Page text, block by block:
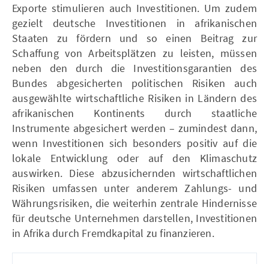
Exporte stimulieren auch Investitionen. Um zudem
gezielt deutsche Investitionen in afrikanischen
Staaten zu fördern und so einen Beitrag zur
Schaffung von Arbeitsplätzen zu leisten, müssen
neben den durch die Investitionsgarantien des
Bundes abgesicherten politischen Risiken auch
ausgewählte wirtschaftliche Risiken in Ländern des
afrikanischen Kontinents durch staatliche
Instrumente abgesichert werden – zumindest dann,
wenn Investitionen sich besonders positiv auf die
lokale Entwicklung oder auf den Klimaschutz
auswirken. Diese abzusichernden wirtschaftlichen
Risiken umfassen unter anderem Zahlungs- und
Währungsrisiken, die weiterhin zentrale Hindernisse
für deutsche Unternehmen darstellen, Investitionen
in Afrika durch Fremdkapital zu finanzieren.